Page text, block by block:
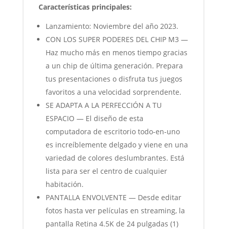
Características principales:
Lanzamiento: Noviembre del año 2023.
CON LOS SUPER PODERES DEL CHIP M3 —
Haz mucho más en menos tiempo gracias
a un chip de última generación. Prepara
tus presentaciones o disfruta tus juegos
favoritos a una velocidad sorprendente.
SE ADAPTA A LA PERFECCIÓN A TU
ESPACIO — El diseño de esta
computadora de escritorio todo-en-uno
es increíblemente delgado y viene en una
variedad de colores deslumbrantes. Está
lista para ser el centro de cualquier
habitación.
PANTALLA ENVOLVENTE — Desde editar
fotos hasta ver películas en streaming, la
pantalla Retina 4.5K de 24 pulgadas (1)